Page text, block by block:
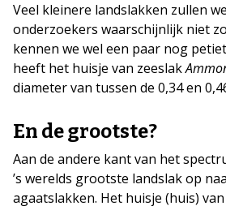
Veel kleinere landslakken zullen
onderzoekers waarschijnlijk niet
kennen we wel een paar nog
heeft het huisje van zeeslak
diameter van tussen de 0,34 en
En de grootste?
Aan de andere kant van het
’s werelds grootste landslak op
agaatslakken. Het huisje (huis)